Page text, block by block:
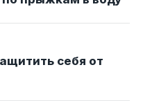
себя от